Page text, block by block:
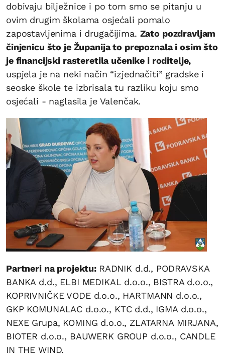
dobivaju bilježnice i po tom smo se pitanju u
ovim drugim školama osjećali pomalo
zapostavljenima i drugačijima. Zato pozdravljam
činjenicu što je Županija to prepoznala i osim što
je financijski rasteretila učenike i roditelje,
uspjela je na neki način “izjednačiti” gradske i
seoske škole te izbrisala tu razliku koju smo
osjećali - naglasila je Valenčak.
Partneri na projektu: RADNIK d.d., PODRAVSKA
BANKA d.d., ELBI MEDIKAL d.o.o., BISTRA d.o.o.,
KOPRIVNIČKE VODE d.o.o., HARTMANN d.o.o.,
GKP KOMUNALAC d.o.o., KTC d.d., IGMA d.o.o.,
NEXE Grupa, KOMING d.o.o., ZLATARNA MIRJANA,
BIOTER d.o.o., BAUWERK GROUP d.o.o., CANDLE
IN THE WIND.